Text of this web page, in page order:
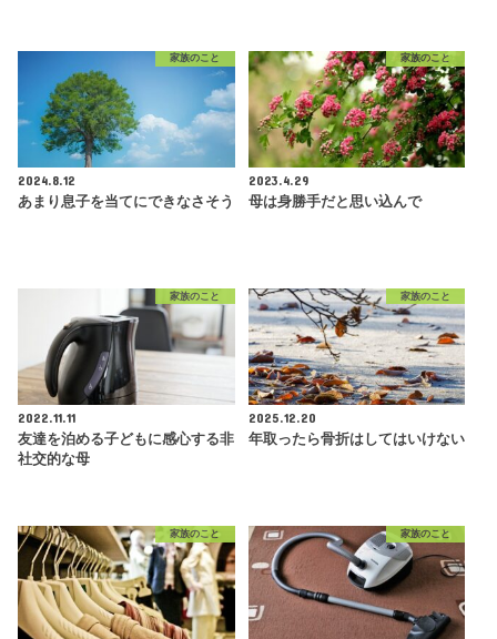
家族のこと
2024.8.12
あまり息子を当てにできなさそう
家族のこと
2023.4.29
母は身勝手だと思い込んで
家族のこと
2022.11.11
友達を泊める子どもに感心する非
社交的な母
家族のこと
2025.12.20
年取ったら骨折はしてはいけない
家族のこと 家族のこと